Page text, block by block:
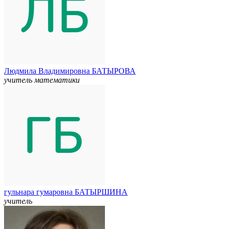
Людмила Владимировна БАТЫРОВА
учитель математики
гульнара гумаровна БАТЫРШИНА
учитель